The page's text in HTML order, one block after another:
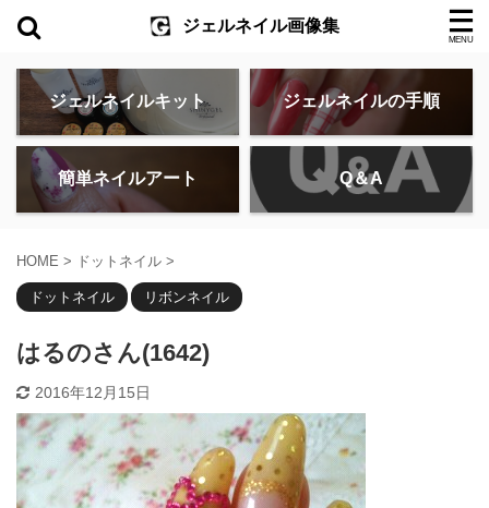
ジェルネイル画像集
ジェルネイルキット ジェルネイルの手順
簡単ネイルアート Q＆A
HOME > ドットネイル >
ドットネイル リボンネイル
はるのさん(1642)
2016年12月15日